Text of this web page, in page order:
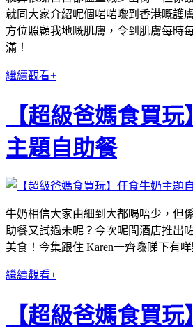
就同大家介紹呢個啱啱嚟到香港嘅護
方位照顧我地嘅肌膚，令到肌膚每時
滿！
繼續觀看+
【超級爸媽食買
主題自助餐
牛奶相信大家由細到大都喝唔少，但
助餐又試過未呢？今次呢間酒店推出
美食！今集跟住 Karen一齊嚟睇下有咩
繼續觀看+
【超級爸媽食買